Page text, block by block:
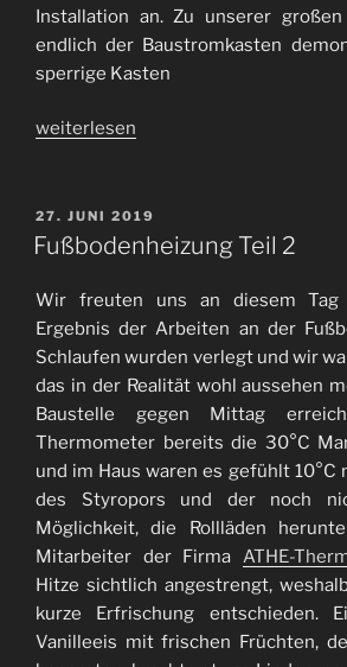
Installation an. Zu unserer
endlich der Baustromkasten
sperrige Kasten
„Elektrik,
und
Garage“
weiterlesen
VERÖFFENTLICHT
AM
27. JUNI 2019
Fußbodenheizung Teil 2
Wir freuten uns an diesem
Ergebnis der Arbeiten an der
Schlaufen wurden verlegt und wir
das in der Realität wohl aussehen
Baustelle gegen Mittag
Thermometer bereits die 30°C
und im Haus waren es gefühlt 10°C
des Styropors und der noch
Möglichkeit, die Rollläden
Mitarbeiter der Firma ATHE-
Hitze sichtlich angestrengt,
kurze Erfrischung entschieden.
Vanilleeis mit frischen Früchten,